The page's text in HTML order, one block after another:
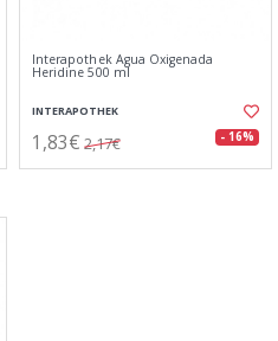
Interapothek Agua Oxigenada
Heridine 500 ml
INTERAPOTHEK
1,83€ 2,17€ - 16%